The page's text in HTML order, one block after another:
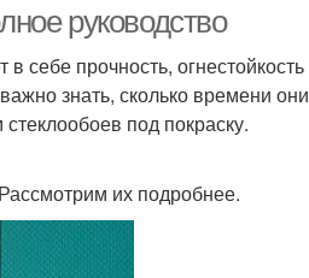
руководство
себе прочность, огнестойкость
знать, сколько времени они
под покраску.
их подробнее.